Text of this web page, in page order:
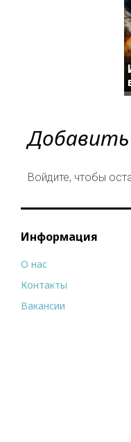
Войдите, чтобы
Информация
О нас
Контакты
Вакансии